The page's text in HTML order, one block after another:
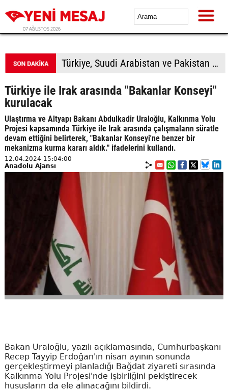
07 AĞUSTOS 2026
Türkiye, Suudi Arabistan ve Pakistan üçlü savunma anlaşması imzalayacak
Türkiye ile Irak arasında "Bakanlar Konseyi"
kurulacak
Ulaştırma ve Altyapı Bakanı Abdulkadir Uraloğlu, Kalkınma Yolu
Projesi kapsamında Türkiye ile Irak arasında çalışmaların süratle
devam ettiğini belirterek, "Bakanlar Konseyi'ne benzer bir
mekanizma kurma kararı aldık." ifadelerini kullandı.
12.04.2024 15:04:00
Anadolu Ajansı
Bakan Uraloğlu, yazılı açıklamasında, Cumhurbaşkanı
Recep Tayyip Erdoğan'ın nisan ayının sonunda
gerçekleştirmeyi planladığı Bağdat ziyareti sırasında
Kalkınma Yolu Projesi'nde işbirliğini pekiştirecek
hususların da ele alınacağını bildirdi.